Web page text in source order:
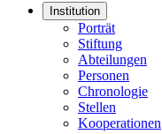
Institution
Porträt
Stiftung
Abteilungen
Personen
Chronologie
Stellen
Kooperationen